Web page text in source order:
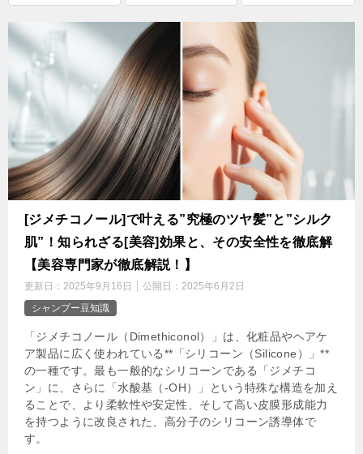
[ジメチコノール]で叶える”究極のツヤ髪”と”シルク
肌”！知られざる[美容]効果と、その安全性を徹底解
【美容専門家が徹底解説！】
更新日： 2025年9月16日 公開日： 2025年6月2日
シャンプー豆知識
「ジメチコノール（Dimethiconol）」は、化粧品やヘアケ
ア製品に広く使われている**「シリコーン（Silicone）」**
の一種です。最も一般的なシリコーンである「ジメチコ
ン」に、さらに「水酸基（-OH）」という特殊な構造を加え
ることで、より柔軟性や安定性、そして高い皮膜形成能力
を持つように改良された、高分子のシリコーン誘導体で
す。